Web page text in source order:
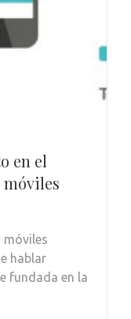
en el
móviles
móviles
hablar
fundada en la